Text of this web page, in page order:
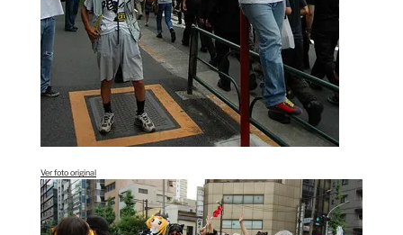
Ver foto original